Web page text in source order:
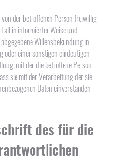
der betroffenen Person freiwillig
in informierter Weise und
Willensbekundung in
oder einer sonstigen eindeutigen
mit der die betroffene Person
sie mit der Verarbeitung der sie
Daten einverstanden
des für die